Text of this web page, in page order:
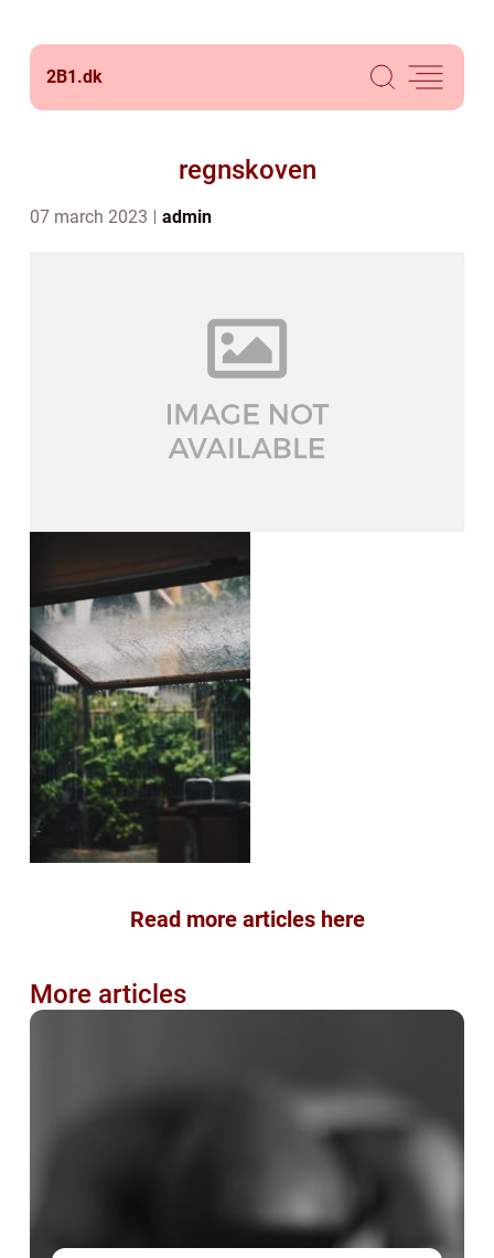
2B1.dk
regnskoven
07 march 2023 admin
Read more articles here
More articles